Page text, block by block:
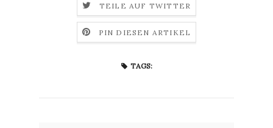
TEILE AUF TWITTER
PIN DIESEN ARTIKEL
TAGS: